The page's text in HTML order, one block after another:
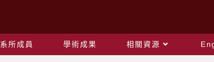
系所成員 學術成果 相關資源